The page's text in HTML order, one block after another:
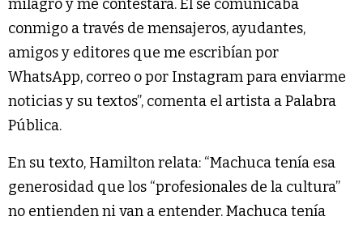
milagro y me contestara. Él se comunicaba
conmigo a través de mensajeros, ayudantes,
amigos y editores que me escribían por
WhatsApp, correo o por Instagram para enviarme
noticias y su textos”, comenta el artista a Palabra
Pública.
En su texto, Hamilton relata: “Machuca tenía esa
generosidad que los “profesionales de la cultura”
no entienden ni van a entender. Machuca tenía